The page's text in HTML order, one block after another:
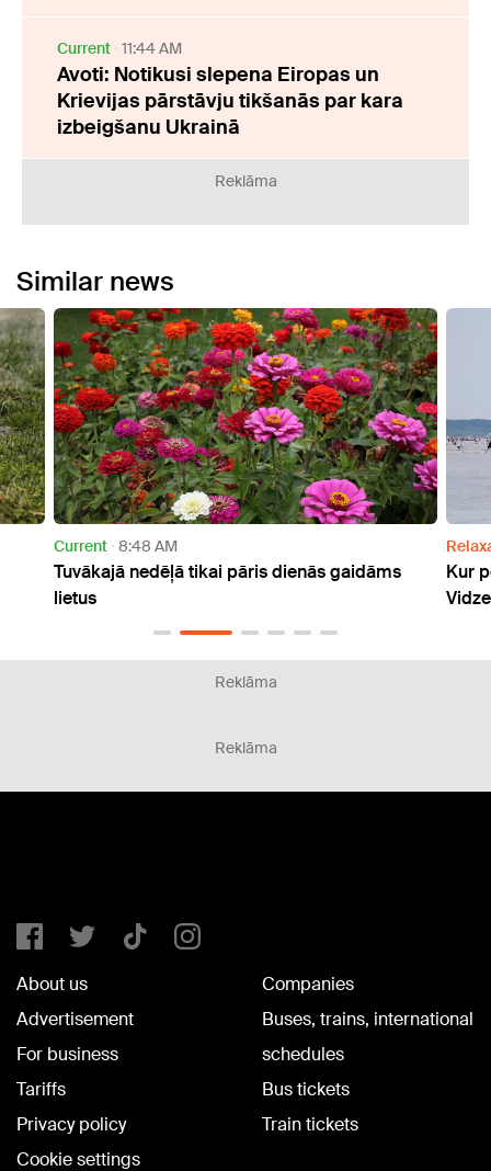
Current 11:44 AM
Avoti: Notikusi slepena Eiropas un
Krievijas pārstāvju tikšanās par kara
izbeigšanu Ukrainā
Reklāma
Similar news
tikai pāris dienās gaidāms
Kur peldēties?
Vidzemes piekrastē
Reklāma
Reklāma
About us
Advertisement
For business
Tariffs
Privacy policy
Cookie settings
Companies
Buses, trains, international
schedules
Bus tickets
Train tickets